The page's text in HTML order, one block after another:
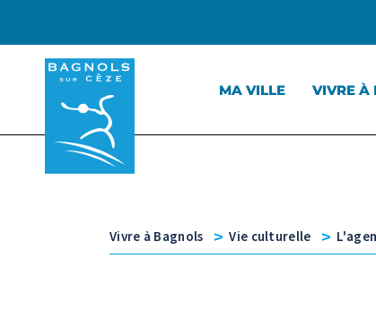
MA VILLE VIVRE À
Vivre à Bagnols v Vie culturelle v